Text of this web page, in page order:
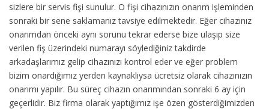
sizlere bir servis fişi sunulur. O fişi cihazınızın onarım işleminden
sonraki bir sene saklamanız tavsiye edilmektedir. Eğer cihazınız
onarımdan önceki aynı sorunu tekrar ederse bize ulaşıp size
verilen fiş üzerindeki numarayı söylediğiniz takdirde
arkadaşlarımız gelip cihazınızı kontrol eder ve eğer problem
bizim onardığımız yerden kaynaklıysa ücretsiz olarak cihazınızın
onarımı yapılır. Bu süreç cihazın onarımından sonraki 6 ay için
geçerlidir. Biz firma olarak yaptığımız işe özen gösterdiğimizden